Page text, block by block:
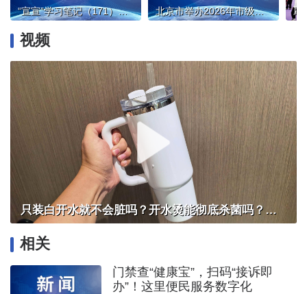
“宣宣”学习笔记（171）丨坚持党的创新理论对中国哲学社会科学的价值引领 北京市举办2026年市级社会组织负责人教育培训班
视频
只装白开水就不会脏吗？开水烫能彻底杀菌吗？感控专家详解“吸管杯”藏菌真相｜都视频·热观察
相关
门禁查“健康宝”，扫码“接诉即
办”！这里便民服务数字化